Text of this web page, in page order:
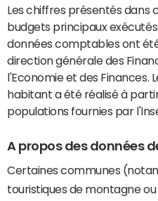
Les chiffres présentés dans
budgets principaux
données comptables ont
direction générale des
l'Economie et des Finances.
habitant a été réalisé à
populations fournies par
A propos des données
Certaines communes
touristiques de montagne